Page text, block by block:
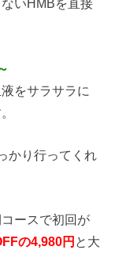
いHMBを直接
をサラサラに
かり行ってくれ
ースで初回が
の4,980円 と大